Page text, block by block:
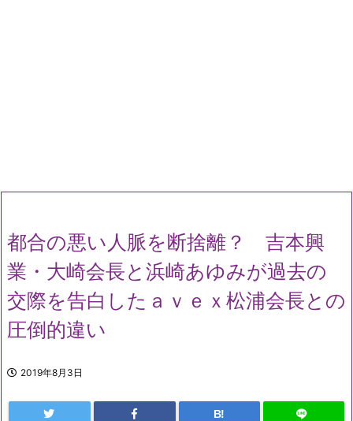
都合の悪い人脈を断捨離？ 吉本興
業・大崎会長と浜崎あゆみが過去の
交際を告白したａｖｅｘ松浦会長との
圧倒的違い
2019年8月3日
B!